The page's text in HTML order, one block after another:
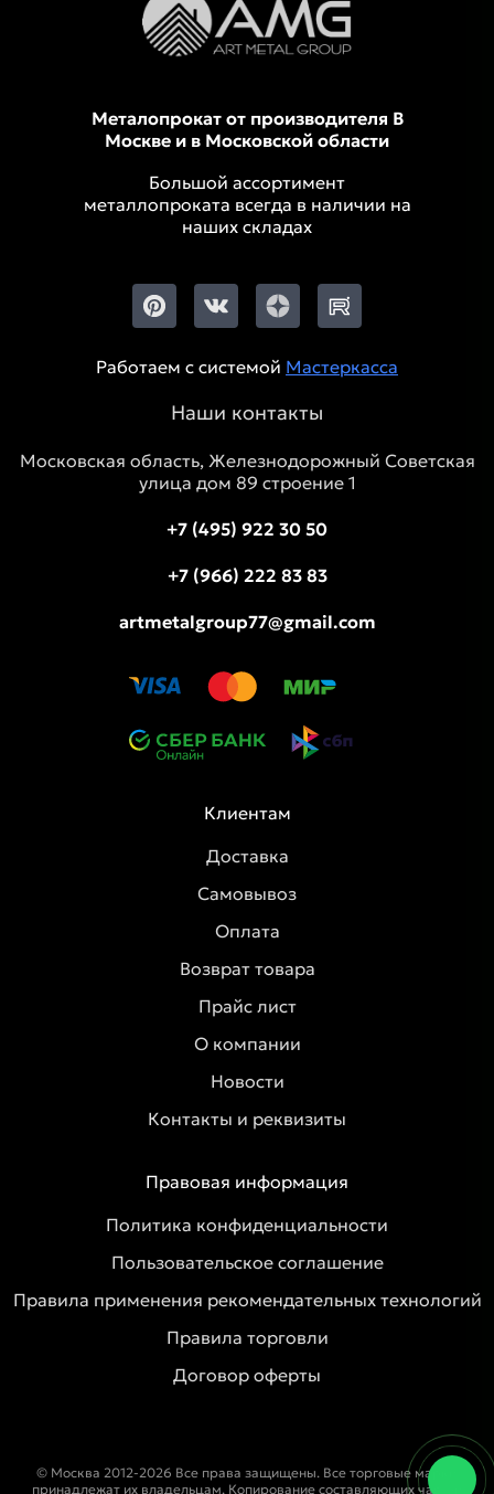
Металопрокат от производителя В
Москве и в Московской области
Большой ассортимент
металлопроката всегда в наличии на
наших складах
Работаем с системой Мастеркасса
Наши контакты
Московская область, Железнодорожный Советская
улица дом 89 строение 1
+7 (495) 922 30 50
+7 (966) 222 83 83
artmetalgroup77@gmail.com
Клиентам
Доставка
Самовывоз
Оплата
Возврат товара
Прайс лист
О компании
Новости
Контакты и реквизиты
Правовая информация
Политика конфиденциальности
Пользовательское соглашение
Правила применения рекомендательных технологий
Правила торговли
Договор оферты
© Москва 2012-2026 Все права защищены. Все торговые марки
принадлежат их владельцам. Копирование составляющих частей